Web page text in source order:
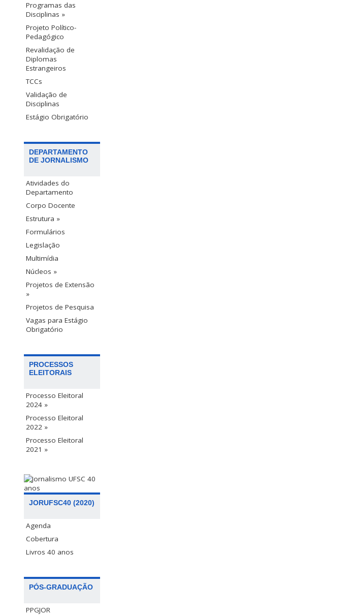
Programas das
Disciplinas »
Projeto Político-
Pedagógico
Revalidação de
Diplomas
Estrangeiros
TCCs
Validação de
Disciplinas
Estágio Obrigatório
DEPARTAMENTO
DE JORNALISMO
Atividades do
Departamento
Corpo Docente
Estrutura »
Formulários
Legislação
Multimídia
Núcleos »
Projetos de Extensão
»
Projetos de Pesquisa
Vagas para Estágio
Obrigatório
PROCESSOS
ELEITORAIS
Processo Eleitoral
2024 »
Processo Eleitoral
2022 »
Processo Eleitoral
2021 »
JORUFSC40 (2020)
Agenda
Cobertura
Livros 40 anos
PÓS-GRADUAÇÃO
PPGJOR